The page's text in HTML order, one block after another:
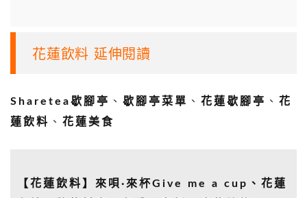
花蓮飲料 延伸閱讀
Sharetea歇腳亭 、 歇腳亭菜單 、 花蓮歇腳亭 、 花
蓮飲料 、 花蓮美食
【花蓮飲料】來唄·來杯Give me a cup、花蓮